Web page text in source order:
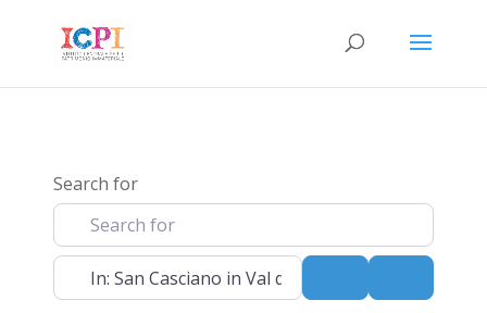
Search for
Near